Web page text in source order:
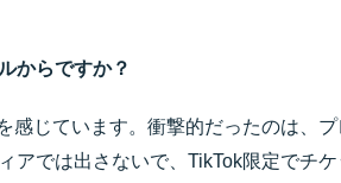
からですか？
感じています。衝撃的だったのは、
アでは出さないで、TikTok限定でチ